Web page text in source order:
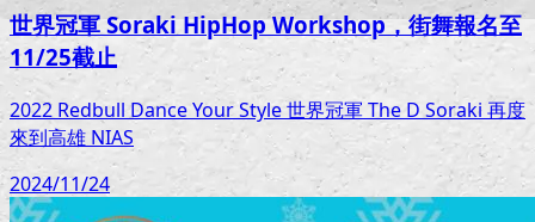
世界冠軍 Soraki HipHop Workshop，街舞報名至
11/25截止
2022 Redbull Dance Your Style 世界冠軍 The D Soraki 再度
來到高雄 NIAS
2024/11/24